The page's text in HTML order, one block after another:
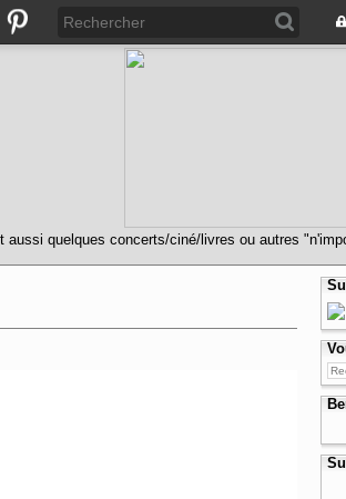
quelques concerts/ciné/livres ou autres